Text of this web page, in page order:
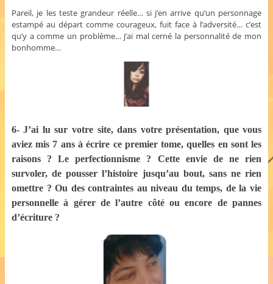
Pareil, je les teste grandeur réelle… si j’en arrive qu’un personnage
estampé au départ comme courageux, fuit face à l’adversité… c’est
qu’y a comme un problème… j’ai mal cerné la personnalité de mon
bonhomme…
6- J’ai lu sur votre site, dans votre présentation, que vous
aviez mis 7 ans à écrire ce premier tome, quelles en sont les
raisons ? Le perfectionnisme ? Cette envie de ne rien
survoler, de pousser l’histoire jusqu’au bout, sans ne rien
omettre ? Ou des contraintes au niveau du temps, de la vie
personnelle à gérer de l’autre côté ou encore de pannes
d’écriture ?